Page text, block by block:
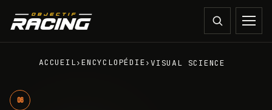
ACCUEIL›ENCYCLOPÉDIE›VISUAL SCIENCE
06